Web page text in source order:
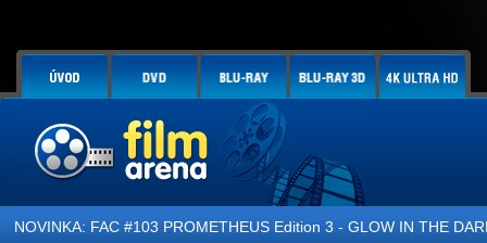
NOVINKA: FAC #103 PROMETHEUS Edition 3 - GLOW IN THE